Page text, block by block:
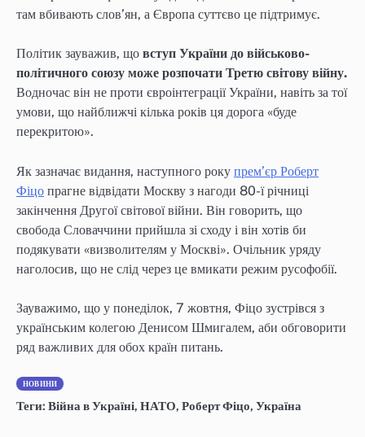
там вбивають слов’ян, а Європа суттєво це підтримує.
Політик зауважив, що вступ України до військово-
політичного союзу може розпочати Третю світову війну.
Водночас він не проти євроінтеграції України, навіть за тої
умови, що найближчі кілька років ця дорога «буде
перекритою».
Як зазначає видання, наступного року прем’єр Роберт
Фіцо прагне відвідати Москву з нагоди 80-ї річниці
закінчення Другої світової війни. Він говорить, що
свобода Словаччини прийшла зі сходу і він хотів би
подякувати «визволителям у Москві». Очільник уряду
наголосив, що не слід через це вмикати режим русофобії.
Зауважимо, що у понеділок, 7 жовтня, Фіцо зустрівся з
українським колегою Денисом Шмигалем, аби обговорити
ряд важливих для обох країн питань.
НОВИНИ
Теги: Війна в Україні, НАТО, Роберт Фіцо, Україна